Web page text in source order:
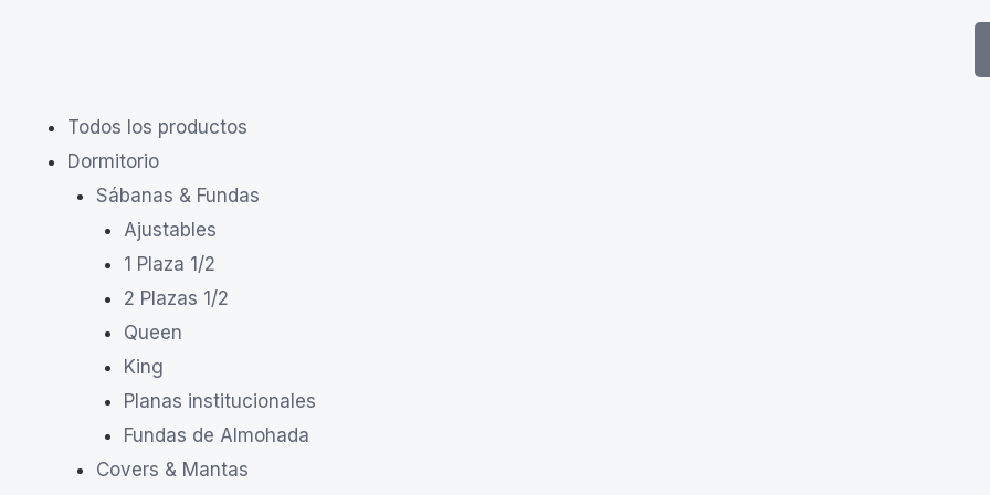
Todos los productos
Dormitorio
Sábanas & Fundas
Ajustables
1 Plaza 1/2
2 Plazas 1/2
Queen
King
Planas institucionales
Fundas de Almohada
Covers & Mantas